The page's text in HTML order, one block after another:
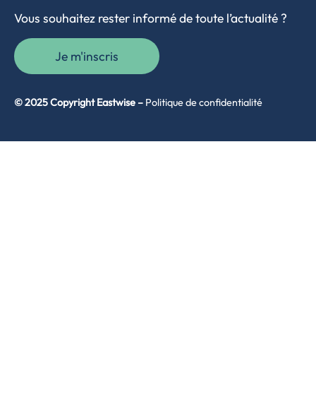
Vous souhaitez rester informé de toute l’actualité ?
Je m'inscris
© 2025 Copyright Eastwise – Politique de confidentialité